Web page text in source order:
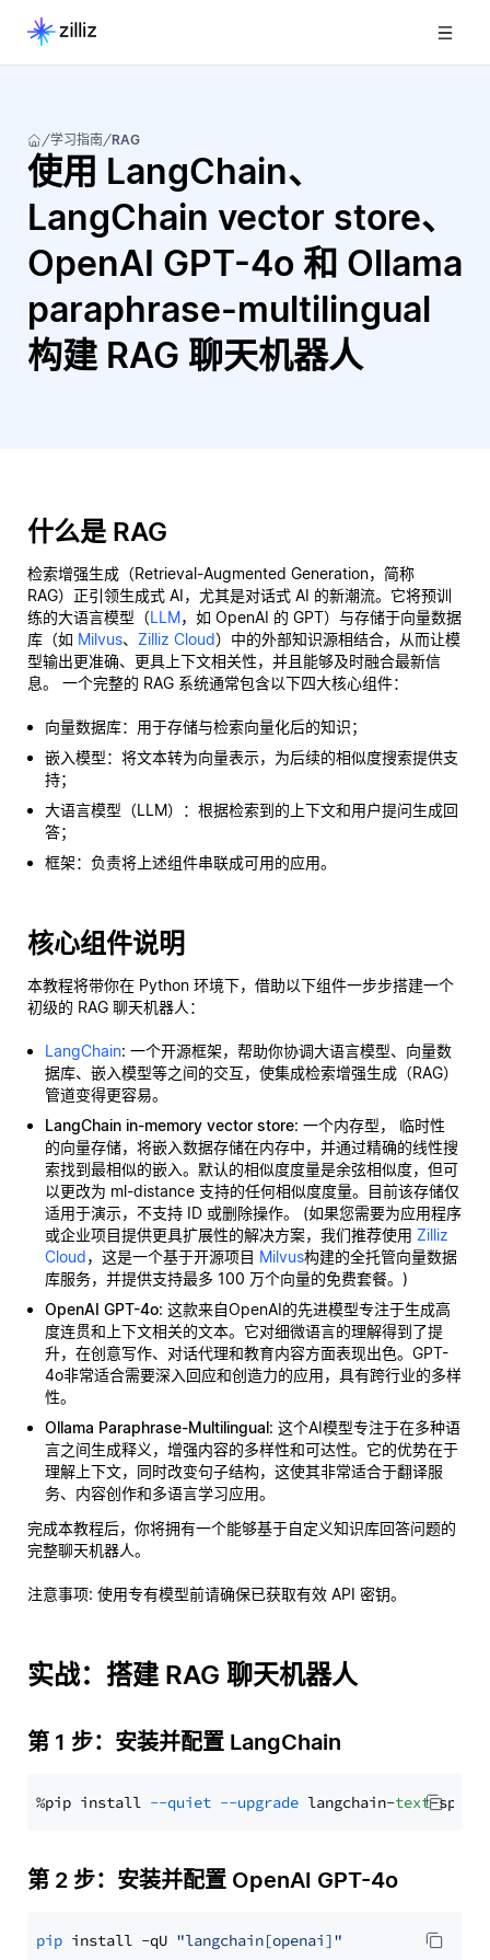
学习指南 RAG
使用 LangChain、
LangChain vector store、
OpenAI GPT-4o 和 Ollama
paraphrase-multilingual
构建 RAG 聊天机器人
什么是 RAG
检索增强生成（Retrieval-Augmented Generation，简称
RAG）正引领生成式 AI，尤其是对话式 AI 的新潮流。它将预训
练的大语言模型（LLM，如 OpenAI 的 GPT）与存储于向量数据
库（如 Milvus、 Zilliz Cloud）中的外部知识源相结合，从而让模
型输出更准确、更具上下文相关性，并且能够及时融合最新信
息。 一个完整的 RAG 系统通常包含以下四大核心组件：
向量数据库：用于存储与检索向量化后的知识；
嵌入模型：将文本转为向量表示，为后续的相似度搜索提供支
持；
大语言模型（LLM）：根据检索到的上下文和用户提问生成回
答；
框架：负责将上述组件串联成可用的应用。
核心组件说明
本教程将带你在 Python 环境下，借助以下组件一步步搭建一个
初级的 RAG 聊天机器人：
LangChain: 一个开源框架，帮助你协调大语言模型、向量数
据库、嵌入模型等之间的交互，使集成检索增强生成（RAG）
管道变得更容易。
LangChain in-memory vector store: 一个内存型， 临时性
的向量存储，将嵌入数据存储在内存中，并通过精确的线性搜
索找到最相似的嵌入。默认的相似度度量是余弦相似度，但可
以更改为 ml-distance 支持的任何相似度度量。目前该存储仅
适用于演示，不支持 ID 或删除操作。 (如果您需要为应用程序
或企业项目提供更具扩展性的解决方案，我们推荐使用 Zilliz
Cloud，这是一个基于开源项目 Milvus构建的全托管向量数据
库服务，并提供支持最多 100 万个向量的免费套餐。)
OpenAI GPT-4o: 这款来自OpenAI的先进模型专注于生成高
度连贯和上下文相关的文本。它对细微语言的理解得到了提
升，在创意写作、对话代理和教育内容方面表现出色。GPT-
4o非常适合需要深入回应和创造力的应用，具有跨行业的多样
性。
Ollama Paraphrase-Multilingual: 这个AI模型专注于在多种语
言之间生成释义，增强内容的多样性和可达性。它的优势在于
理解上下文，同时改变句子结构，这使其非常适合于翻译服
务、内容创作和多语言学习应用。
完成本教程后，你将拥有一个能够基于自定义知识库回答问题的
完整聊天机器人。
注意事项: 使用专有模型前请确保已获取有效 API 密钥。
实战：搭建 RAG 聊天机器人
第 1 步：安装并配置 LangChain
%pip install --quiet --upgrade langchain-text
第 2 步：安装并配置 OpenAI GPT-4o
pip install -qU "langchain[openai]"